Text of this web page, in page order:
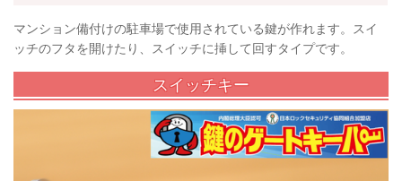
マンション備付けの駐車場で使用されている鍵が作れます。スイ
ッチのフタを開けたり、スイッチに挿して回すタイプです。
スイッチキー